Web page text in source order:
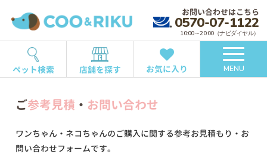
お問い合わせはこちら
0570-07-1122
10:00～20:00（ナビダイヤル）
ペット検索 店舗を探す お気に入り MENU
ご参考見積 ・ お問い合わせ
ワンちゃん・ネコちゃんのご購入に関する参考お見積もり・お
問い合わせフォームです。